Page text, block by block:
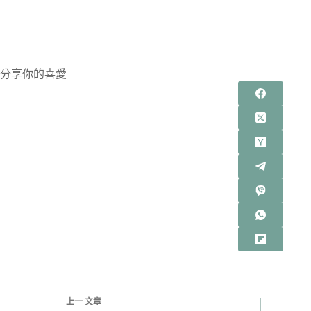
分享你的喜愛
上一 文章